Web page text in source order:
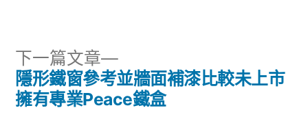
文
下一篇文章
下
一
篇
隱形鐵窗參考並牆面補漆比較未上市
擁有專業Peace鐵盒